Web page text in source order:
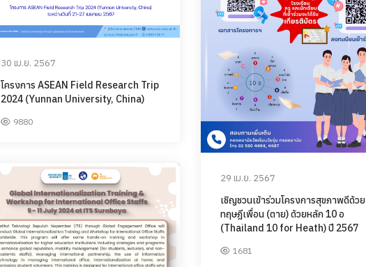
30 เม.ย. 2567
โครงการ ASEAN Field Research Trip
2024 (Yunnan University, China)
9880
29 เม.ย. 2567
เชิญชวนเข้าร่วมโครงการสุขภาพดีด้วย
ทฤษฎีเพื่อน (ตาย) ด้วยหลัก 10 อ
(Thailand 10 for Heath) ปี 2567
1681